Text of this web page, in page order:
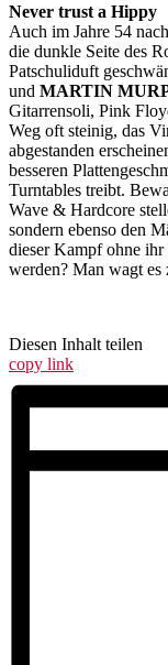
Never trust a Hippy
Auch im Jahre 54
die dunkle Seite des
Patschuliduft
und MARTIN
Gitarrensoli, Pink
Weg oft steinig, das
abgestanden
besseren
Turntables treibt.
Wave & Hardcore
sondern ebenso den
dieser Kampf ohne
werden? Man wagt
Diesen Inhalt teilen
copy link